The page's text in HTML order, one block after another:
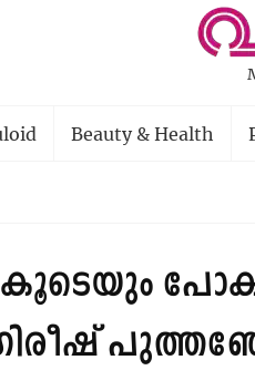
Beauty & Health